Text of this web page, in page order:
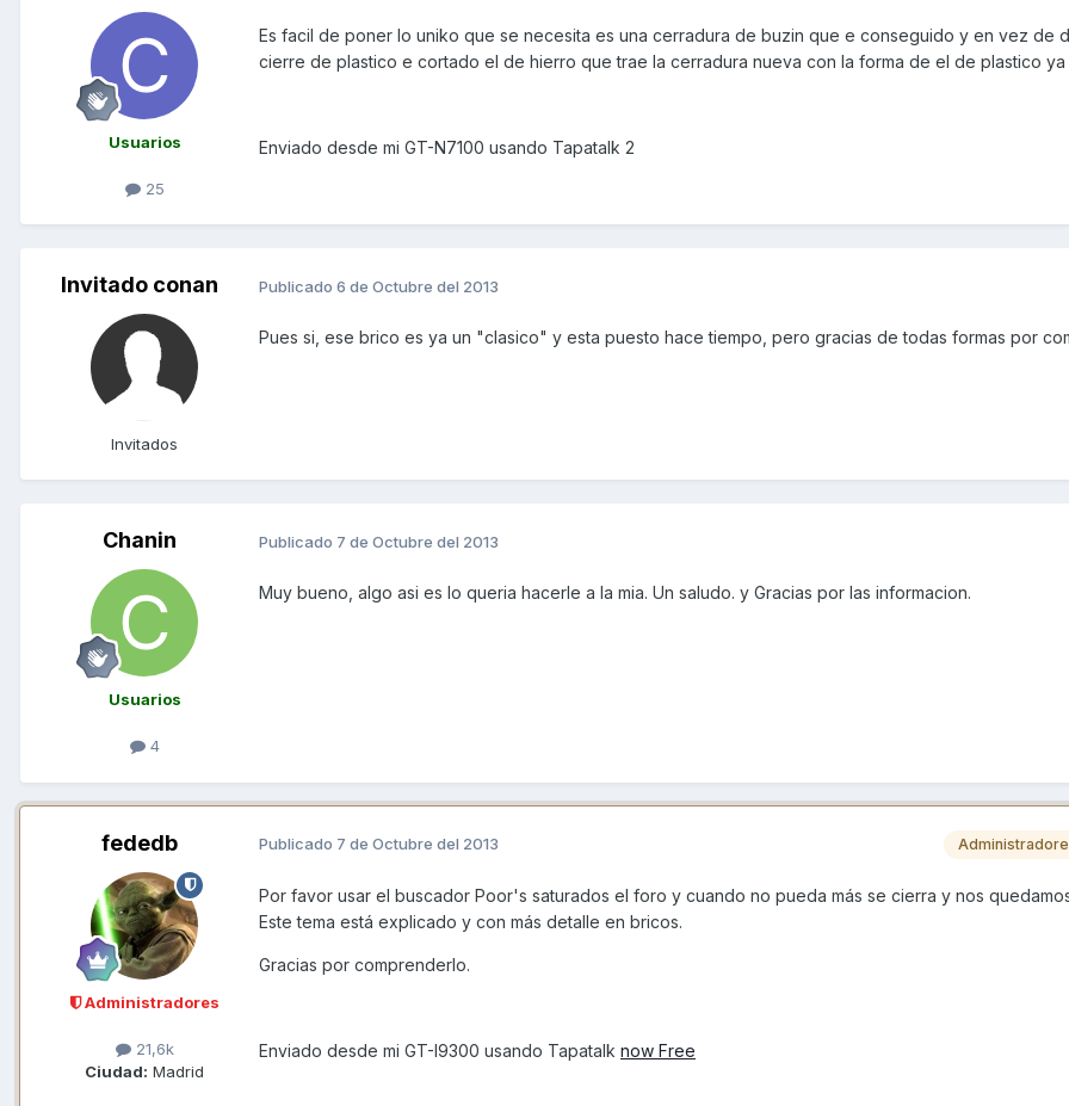
Usuarios
25
Es facil de poner lo uniko que se necesita es una cerradura de buzin que e conseguido y en vez de
cierre de plastico e cortado el de hierro que trae la cerradura nueva con la forma de el de plastico ya
Enviado desde mi GT-N7100 usando Tapatalk 2
Invitado conan
Invitados
Publicado 6 de Octubre del 2013
Pues si, ese brico es ya un "clasico" y esta puesto hace tiempo, pero gracias de todas formas por
Chanin
Usuarios
4
Publicado 7 de Octubre del 2013
Muy bueno, algo asi es lo queria hacerle a la mia. Un saludo. y Gracias por las informacion.
fededb
Administradores
21,6k
Ciudad: Madrid
Publicado 7 de Octubre del 2013
Por favor usar el buscador Poor's saturados el foro y cuando no pueda más se cierra y nos
Este tema está explicado y con más detalle en bricos.
Gracias por comprenderlo.
Enviado desde mi GT-I9300 usando Tapatalk now Free